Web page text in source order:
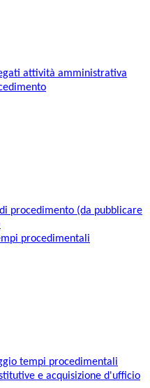
attività amministrativa
procedimento (da pubblicare
procedimentali
tempi procedimentali
e acquisizione d'ufficio